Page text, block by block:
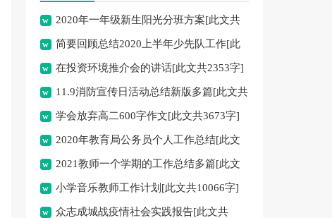
2020年一年级新生阳光分班方案[此文共
659字]简要回顾总结2020上半年少先队工作[此
文共1491字]
在投资环境推介会的讲话[此文共2353字]
11.9消防宣传日活动总结新版多篇[此文共
3835字]
学会放弃高二600字作文[此文共3673字]
2020年教育局公务员个人工作总结[此文
共1369字]
2021教师一个学期的工作总结多篇[此文
共5197字]
小学音乐教师工作计划[此文共10066字]
众志成城战疫情社会实践报告[此文共